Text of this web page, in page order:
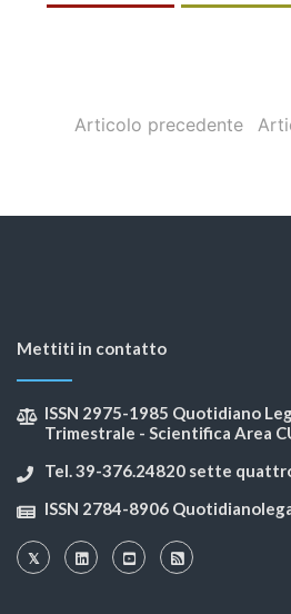
Articolo precedente
Mettiti in contatto
ISSN 2975-1985 Quotidiano
Trimestrale - Scientifica Area
Tel. 39-376.24820 sette
ISSN 2784-8906